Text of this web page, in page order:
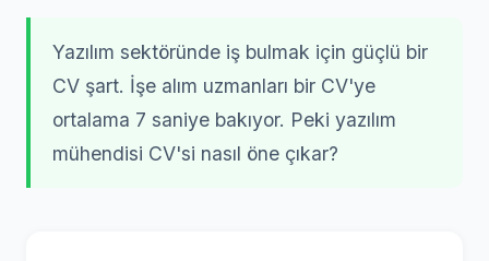
Yazılım sektöründe iş bulmak için güçlü bir
CV şart. İşe alım uzmanları bir CV'ye
ortalama 7 saniye bakıyor. Peki yazılım
mühendisi CV'si nasıl öne çıkar?